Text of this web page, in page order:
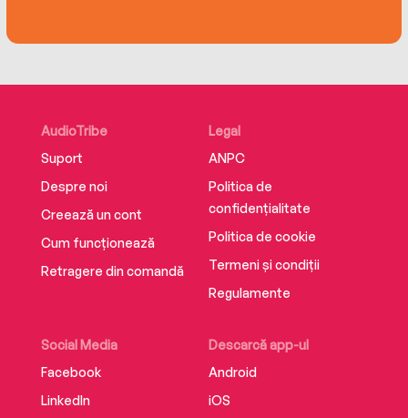
AudioTribe
Suport
Despre noi
Creează un cont
Cum funcționează
Retragere din comandă
Social Media
Facebook
LinkedIn
Descarcă app-ul
Android
iOS
Legal
ANPC
Politica de
confidențialitate
Politica de cookie
Termeni și condiții
Regulamente